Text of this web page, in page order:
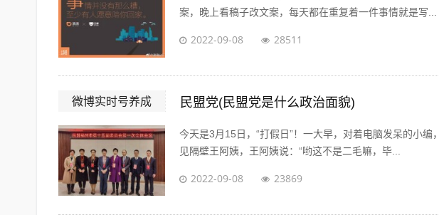
案，晚上看稿子改文案，每天都在重复着一件事情就是写...
2022-09-08 28511
微博实时号养成 民盟党(民盟党是什么政治面貌)
今天是3月15日，“打假日”！一大早，对着电脑发呆的小
见隔壁王阿姨，王阿姨说：“哟这不是二毛嘛，毕...
2022-09-08 23869